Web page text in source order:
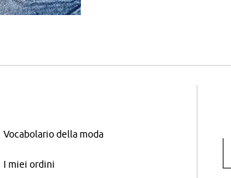
Vocabolario della moda
I miei ordini